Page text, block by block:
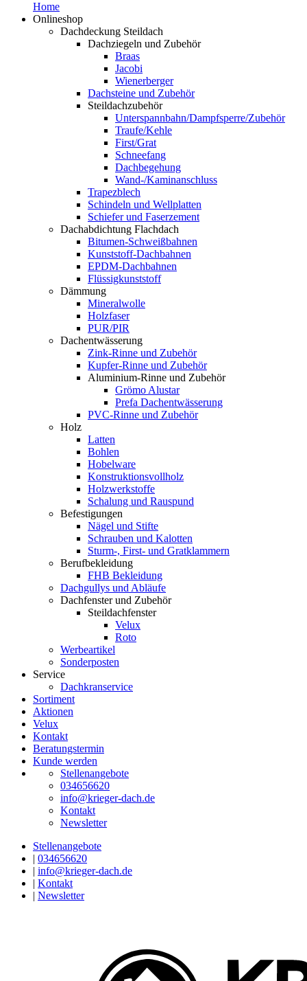
Home
Onlineshop
Dachdeckung Steildach
Dachziegeln und Zubehör
Braas
Jacobi
Wienerberger
Dachsteine und Zubehör
Steildachzubehör
Unterspannbahn/Dampfsperre/Zubehör
Traufe/Kehle
First/Grat
Schneefang
Dachbegehung
Wand-/Kaminanschluss
Trapezblech
Schindeln und Wellplatten
Schiefer und Faserzement
Dachabdichtung Flachdach
Bitumen-Schweißbahnen
Kunststoff-Dachbahnen
EPDM-Dachbahnen
Flüssigkunststoff
Dämmung
Mineralwolle
Holzfaser
PUR/PIR
Dachentwässerung
Zink-Rinne und Zubehör
Kupfer-Rinne und Zubehör
Aluminium-Rinne und Zubehör
Grömo Alustar
Prefa Dachentwässerung
PVC-Rinne und Zubehör
Holz
Latten
Bohlen
Hobelware
Konstruktionsvollholz
Holzwerkstoffe
Schalung und Rauspund
Befestigungen
Nägel und Stifte
Schrauben und Kalotten
Sturm-, First- und Gratklammern
Berufbekleidung
FHB Bekleidung
Dachgullys und Abläufe
Dachfenster und Zubehör
Steildachfenster
Velux
Roto
Werbeartikel
Sonderposten
Service
Dachkranservice
Sortiment
Aktionen
Velux
Kontakt
Beratungstermin
Kunde werden
Stellenangebote
034656620
info@krieger-dach.de
Kontakt
Newsletter
Stellenangebote
| 034656620
| info@krieger-dach.de
| Kontakt
| Newsletter